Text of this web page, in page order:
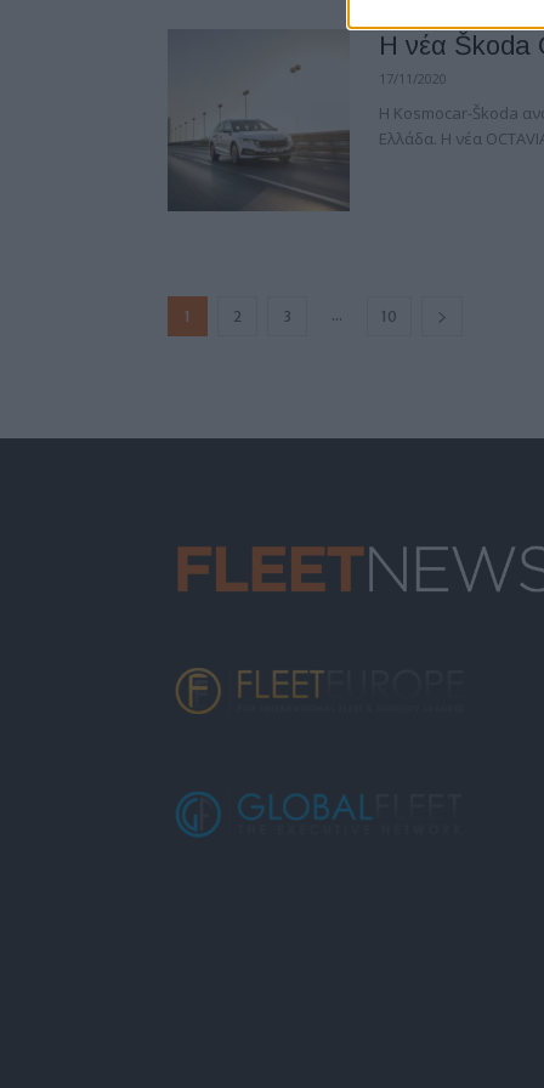
H νέα Škoda
17/11/2020
Η Kosmocar-Škoda
Ελλάδα. Η νέα
1 2 3 ... 10